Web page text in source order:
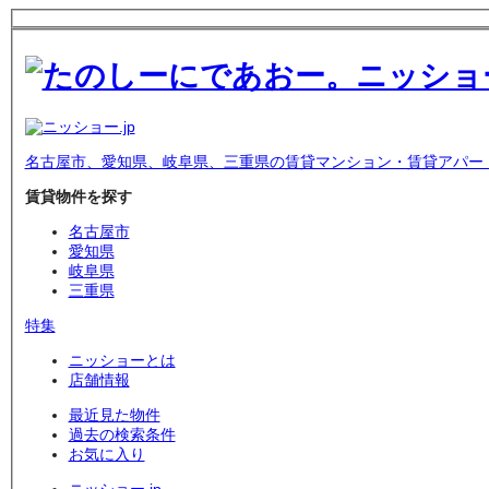
名古屋市、愛知県、岐阜県、三重県の賃貸マンション・賃貸アパー
賃貸物件を探す
名古屋市
愛知県
岐阜県
三重県
特集
ニッショーとは
店舗情報
最近見た物件
過去の検索条件
お気に入り